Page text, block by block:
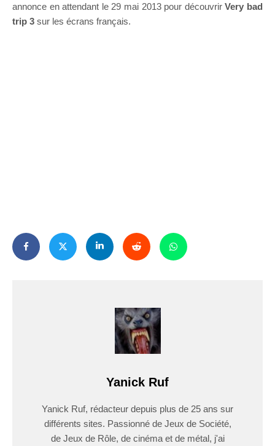
annonce en attendant le 29 mai 2013 pour découvrirVery bad
trip 3 sur les écrans français.
Yanick Ruf
Yanick Ruf, rédacteur depuis plus de 25 ans sur
différents sites. Passionné de Jeux de Société,
de Jeux de Rôle, de cinéma et de métal, j'ai